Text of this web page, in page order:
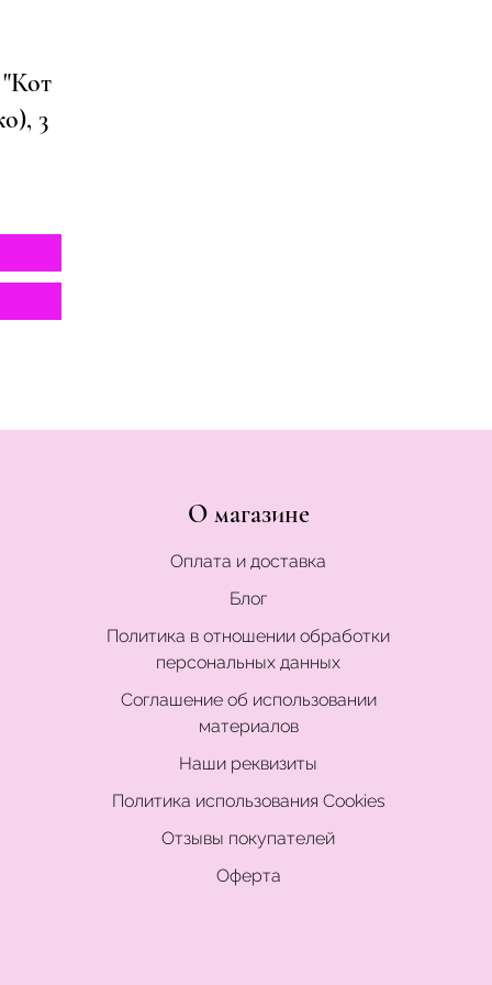
3
О магазине
Оплата и доставка
Блог
Политика в отношении обработки
персональных данных
Соглашение об использовании
материалов
Наши реквизиты
Политика использования Cookies
Отзывы покупателей
Оферта